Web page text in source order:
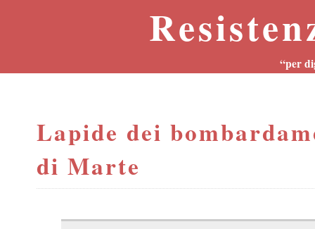
“per
Lapide dei
di Marte